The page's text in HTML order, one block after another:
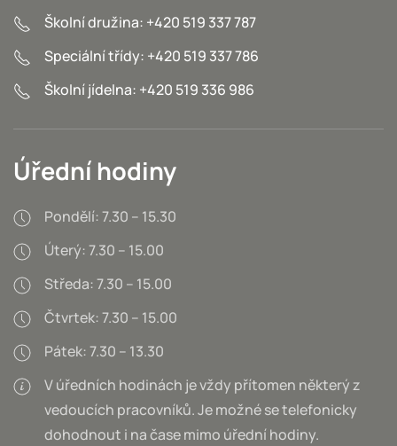
Školní družina: +420 519 337 787
Speciální třídy: +420 519 337 786
Školní jídelna: +420 519 336 986
Úřední hodiny
Pondělí: 7.30 – 15.30
Úterý: 7.30 – 15.00
Středa: 7.30 – 15.00
Čtvrtek: 7.30 – 15.00
Pátek: 7.30 – 13.30
V úředních hodinách je vždy přítomen některý z
vedoucích pracovníků. Je možné se telefonicky
dohodnout i na čase mimo úřední hodiny.